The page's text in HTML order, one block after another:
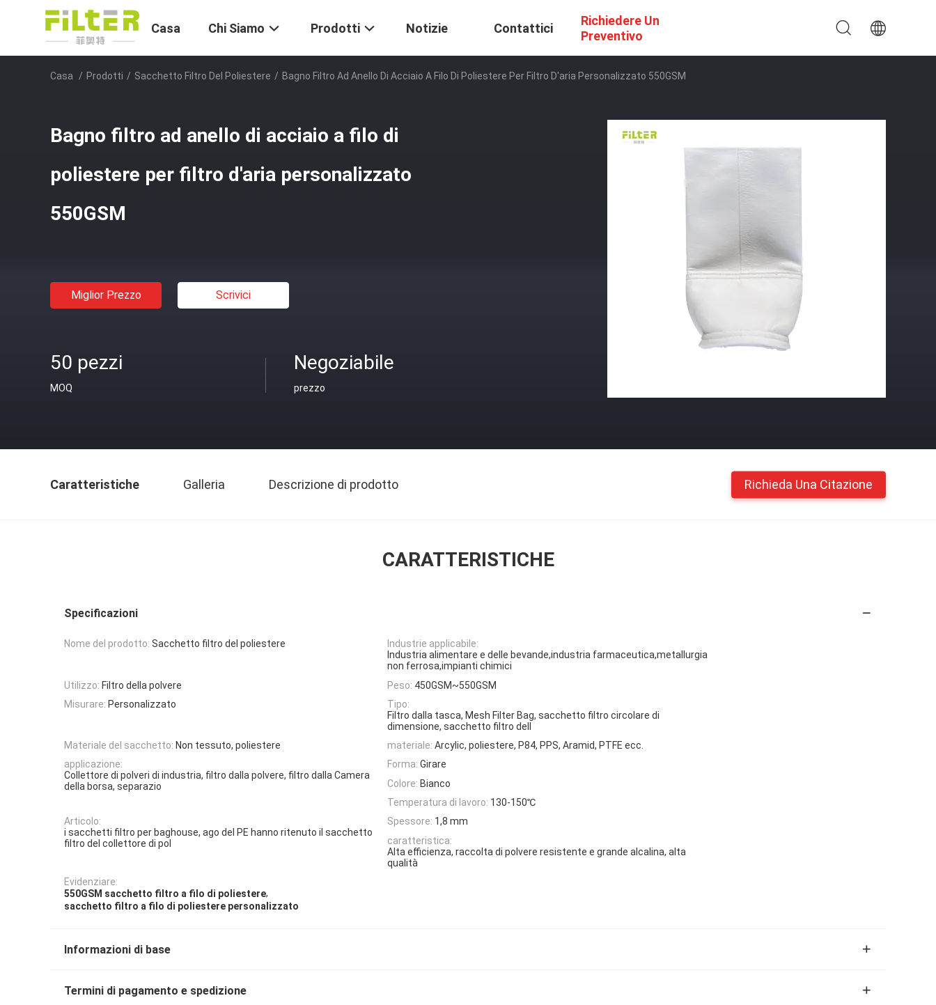
Casa Chi Siamo Prodotti Notizie Contattici
Richiedere Un
Preventivo
Casa / Prodotti / Sacchetto Filtro Del Poliestere / Bagno Filtro Ad Anello Di Acciaio A Filo Di Poliestere Per Filtro D'aria Personalizzato 550GSM
Bagno filtro ad anello di acciaio a filo di
poliestere per filtro d'aria personalizzato
550GSM
Miglior Prezzo Scrivici
50 pezzi
MOQ
Negoziabile
prezzo
Caratteristiche Galleria Descrizione di prodotto Richieda Una Citazione
CARATTERISTICHE
Specificazioni
Nome del prodotto: Sacchetto filtro del poliestere
Industrie applicabile:
Industria alimentare e delle bevande,industria farmaceutica,metallurgia
non ferrosa,impianti chimici
Utilizzo: Filtro della polvere Peso: 450GSM~550GSM
Misurare: Personalizzato
Tipo:
Filtro dalla tasca, Mesh Filter Bag, sacchetto filtro circolare di
dimensione, sacchetto filtro dell
Materiale del sacchetto: Non tessuto, poliestere materiale: Arcylic, poliestere, P84, PPS, Aramid, PTFE ecc.
applicazione:
Collettore di polveri di industria, filtro dalla polvere, filtro dalla Camera
della borsa, separazio
Forma: Girare
Colore: Bianco
Temperatura di lavoro: 130-150℃
Articolo:
i sacchetti filtro per baghouse, ago del PE hanno ritenuto il sacchetto
filtro del collettore di pol
Spessore: 1,8 mm
caratteristica:
Alta efficienza, raccolta di polvere resistente e grande alcalina, alta
qualità
Evidenziare:
550GSM sacchetto filtro a filo di poliestere,
sacchetto filtro a filo di poliestere personalizzato
Informazioni di base
Termini di pagamento e spedizione